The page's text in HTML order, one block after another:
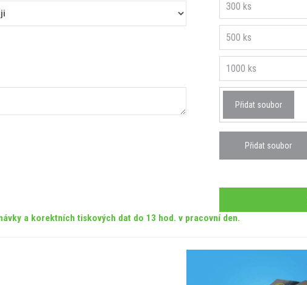
Přidat soubor
Přidat soubor
300 ks
500 ks
1000 ks
a korektních tiskových dat do 13 hod. v pracovní den.